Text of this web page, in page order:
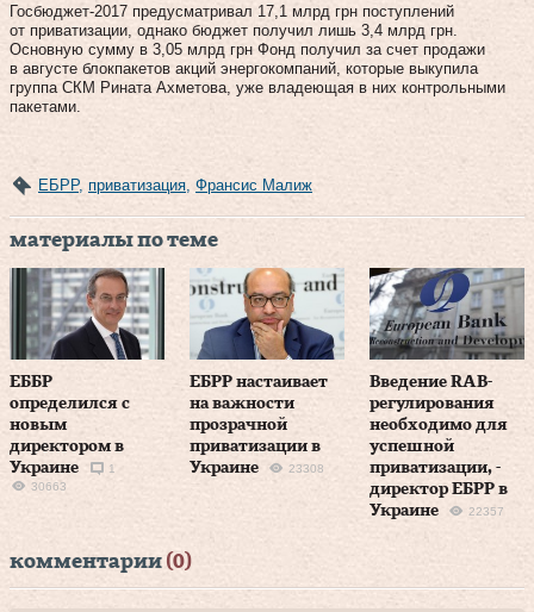
Госбюджет-2017 предусматривал 17,1 млрд грн поступлений
от приватизации, однако бюджет получил лишь 3,4 млрд грн.
Основную сумму в 3,05 млрд грн Фонд получил за счет продажи
в августе блокпакетов акций энергокомпаний, которые выкупила
группа СКМ Рината Ахметова, уже владеющая в них контрольными
пакетами.
ЕБРР, приватизация Франсис Малиж
материалы по теме
ЕББР
определился с
новым
директором в
Украине
1
30663
ЕБРР настаивает
на важности
прозрачной
приватизации в
Украине
23308
Введение RAB-
регулирования
необходимо для
успешной
приватизации, -
директор ЕБРР в
Украине
22357
комментарии (0)